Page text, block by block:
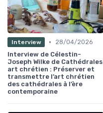
Interview •
28/04/2026
Interview de Célestin-
Joseph Wilke de Cathédrales
art chrétien : Préserver et
transmettre l’art chrétien
des cathédrales à l’ère
contemporaine